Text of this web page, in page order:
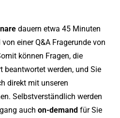
dauern etwa 45 Minuten
einer Q&A Fragerunde von
können Fragen, die
werden, und Sie
direkt mit unseren
Selbstverständlich werden
auch on-demand für Sie